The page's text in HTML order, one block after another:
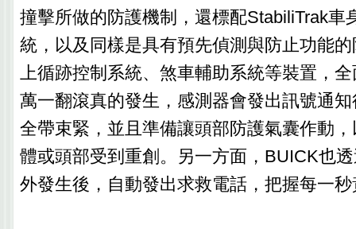
撞擊所做的防護機制，還標配StabiliTrak車
統，以及同樣是具有預先偵測與防止功能
上循跡控制系統、煞車輔助系統等裝置，
萬一翻滾真的發生，感測器會發出訊號通
全帶束緊，並且準備讓頭部防護氣囊作動
體或頭部受到重創。另一方面，BUICK也
外發生後，自動發出求救電話，把握每一